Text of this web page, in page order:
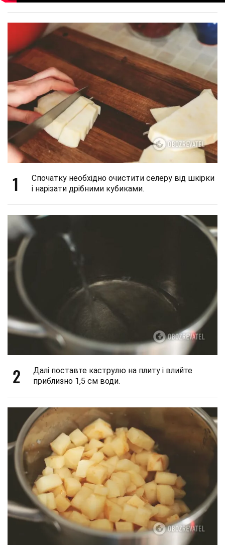
1
Спочатку необхідно очистити селеру від шкірки
і нарізати дрібними кубиками.
2
Далі поставте каструлю на плиту і влийте
приблизно 1,5 см води.